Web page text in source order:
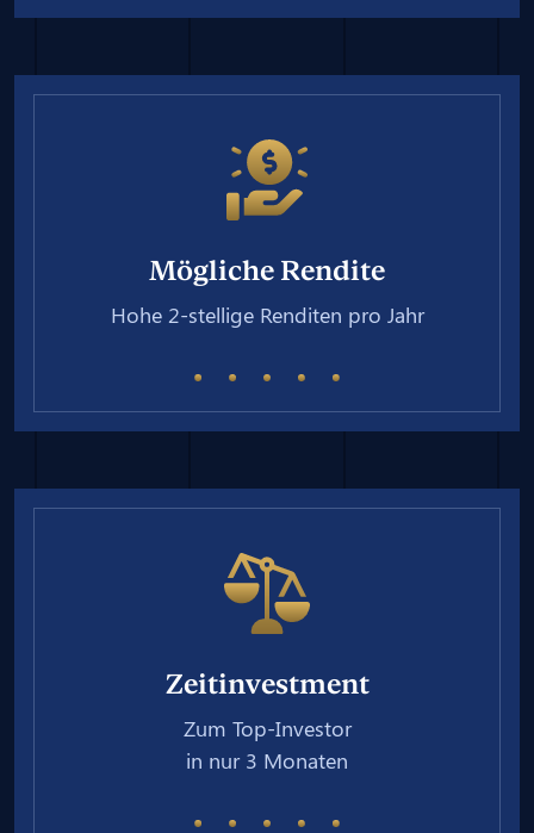
Mögliche Rendite
Hohe 2-stellige Renditen pro Jahr
Zeitinvestment
Zum Top-Investor
in nur 3 Monaten